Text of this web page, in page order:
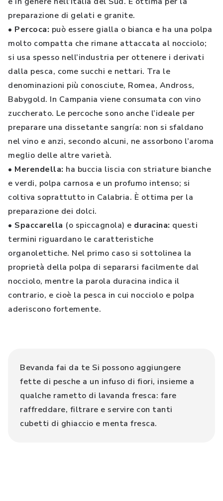
preparazione di gelati e granite.
• Percoca: può essere gialla o bianca e ha una polpa
molto compatta che rimane attaccata al nocciolo;
si usa spesso nell’industria per ottenere i derivati
dalla pesca, come succhi e nettari. Tra le
denominazioni più conosciute, Romea, Andross,
Babygold. In Campania viene consumata con vino
zuccherato. Le percoche sono anche l’ideale per
preparare una dissetante sangría: non si sfaldano
nel vino e anzi, secondo alcuni, ne assorbono l’aroma
meglio delle altre varietà.
• Merendella: ha buccia liscia con striature bianche
e verdi, polpa carnosa e un profumo intenso; si
coltiva soprattutto in Calabria. È ottima per la
preparazione dei dolci.
• Spaccarella (o spiccagnola) e duracina: questi
termini riguardano le caratteristiche
organolettiche. Nel primo caso si sottolinea la
proprietà della polpa di separarsi facilmente dal
nocciolo, mentre la parola duracina indica il
contrario, e cioè la pesca in cui nocciolo e polpa
aderiscono fortemente.
Bevanda fai da te Si possono aggiungere
fette di pesche a un infuso di fiori, insieme a
qualche rametto di lavanda fresca: fare
raffreddare, filtrare e servire con tanti
cubetti di ghiaccio e menta fresca.